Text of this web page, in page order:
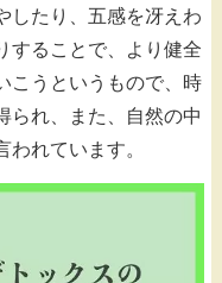
したり、五感を冴えわ
することで、より健全
こうというもので、時
られ、また、自然の中
れています。